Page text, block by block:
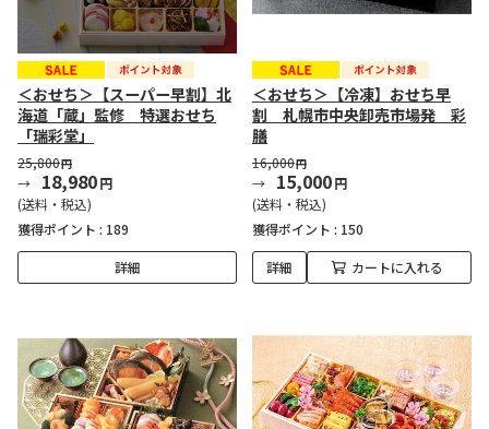
＜おせち＞【スーパー早割】北
海道「蔵」監修 特選おせち
「瑞彩堂」
25,800円
18,980円
(送料・税込)
獲得ポイント : 189
詳細
＜おせち＞【冷凍】おせち早
割 札幌市中央卸売市場発 彩
膳
16,000円
15,000円
(送料・税込)
獲得ポイント : 150
詳細 カートに入れる